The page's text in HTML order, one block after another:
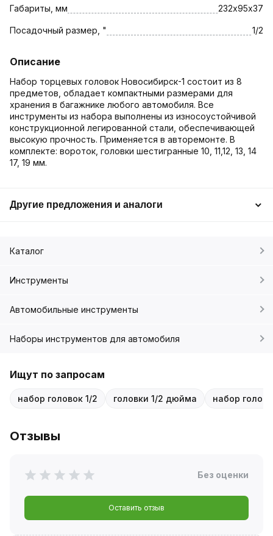
Габариты, мм 232х95х37
Посадочный размер, " 1/2
Описание
Набор торцевых головок Новосибирск-1 состоит из 8
предметов, обладает компактными размерами для
хранения в багажнике любого автомобиля. Все
инструменты из набора выполнены из износоустойчивой
конструкционной легированной стали, обеспечивающей
высокую прочность. Применяется в авторемонте. В
комплекте: вороток, головки шестигранные 10, 11,12, 13, 14
17, 19 мм.
Другие предложения и аналоги
Каталог
Инструменты
Автомобильные инструменты
Наборы инструментов для автомобиля
Ищут по запросам
набор головок 1/2 головки 1/2 дюйма набор
Отзывы
Без оценки
Оставить отзыв